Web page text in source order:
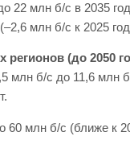
22 млн б/с в 2035
млн б/с к 2025
регионов (до 2050
млн б/с до 11,6
60 млн б/с (ближе к